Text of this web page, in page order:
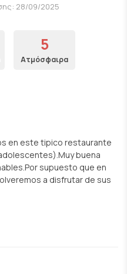
28/09/2025
5
Ατμόσφαιρα
en este tipico restaurante
buena
supuesto que en
a disfrutar de sus